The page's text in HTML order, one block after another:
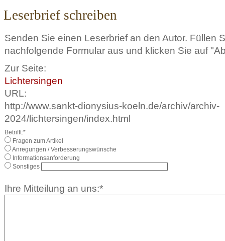
Leserbrief schreiben
Senden Sie einen Leserbrief an den Autor. Füllen
nachfolgende Formular aus und klicken Sie auf
Zur Seite:
Lichtersingen
URL:
http://www.sankt-dionysius-koeln.de/archiv/archiv-
2024/lichtersingen/index.html
Betrifft:*
Fragen zum Artikel
Anregungen / Verbesserungswünsche
Informationsanforderung
Sonstiges
Ihre Mitteilung an uns:*